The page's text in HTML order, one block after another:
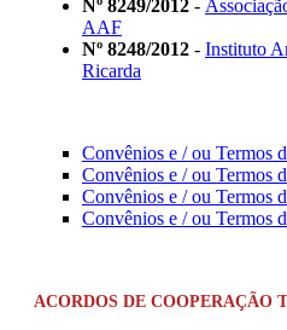
Nº 8249/2012 -
AAF
Nº 8248/2012 - Instituto
Ricarda
Convênios e / ou Termos
Convênios e / ou Termos
Convênios e / ou Termos
Convênios e / ou Termos
ACORDOS DE COOPERAÇÃO